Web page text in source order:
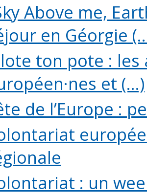
Above me,
en Géorgie
ton pote :
et (...)
de l’Europe :
: un